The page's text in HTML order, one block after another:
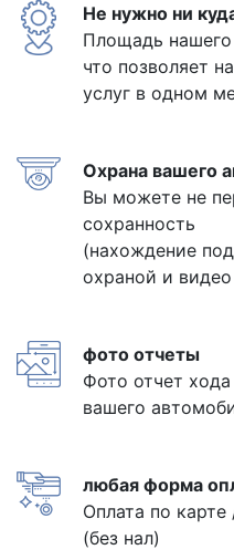
Не нужно ни
Площадь нашего
что позволяет
услуг в одном
Охрана вашего
Вы можете не
сохранность
(нахождение
охраной и
фото отчеты
Фото отчет
вашего
любая форма
Оплата по
(без нал)